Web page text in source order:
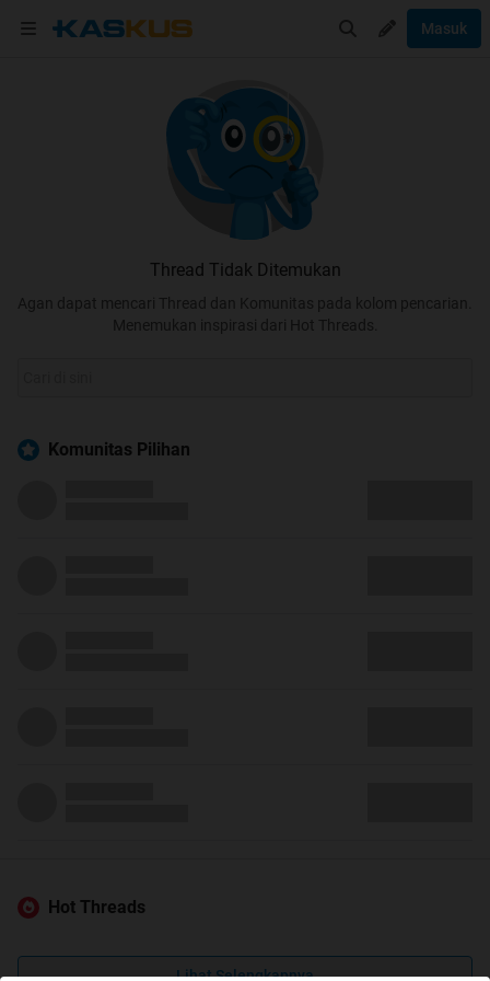
Masuk
Thread Tidak Ditemukan
Agan dapat mencari Thread dan Komunitas pada kolom pencarian.
Menemukan inspirasi dari Hot Threads.
Komunitas Pilihan
Hot Threads
Lihat Selengkapnya